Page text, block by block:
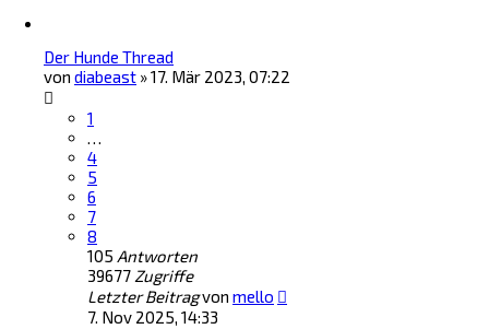
Der Hunde Thread
von diabeast »17. Mär 2023, 07:22
1
…
4
5
6
7
8
105 Antworten
39677 Zugriffe
Letzter Beitragvon mello
7. Nov 2025, 14:33